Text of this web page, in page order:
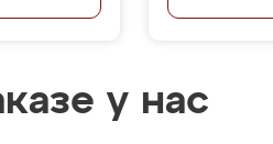
у нас